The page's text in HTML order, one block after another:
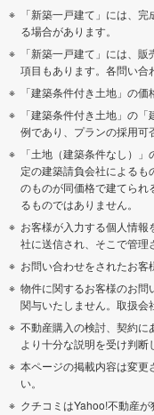
「新築一戸建て」には、
る場合があります。
「新築一戸建て」には、
項目もあります。各問い合
「建築条件付き土地」の
「建築条件付き土地」の
例であり、プランの採用可
「土地（建築条件なし）
定の建築請負会社による
のものが同価格で建てられ
るものではありません。
お客様が入力する個人情
社に送信され、そこで管理
お問い合わせをされたお客
物件に関するお客様のお問
関与いたしません。取扱会
不動産購入の検討、契約に
より十分な説明を受け判断
本ページの掲載内容は変更
い。
クチコミはYahoo!不動産が